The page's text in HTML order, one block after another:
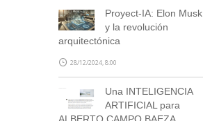
Proyect-IA: Elon Musk
y la revolución
arquitectónica
28/12/2024, 8:00
Una INTELIGENCIA
ARTIFICIAL para